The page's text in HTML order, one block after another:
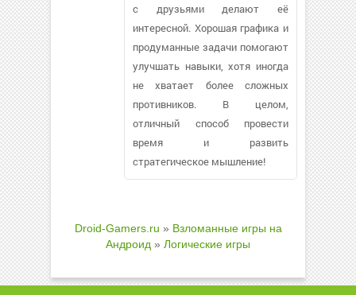
с друзьями делают её
интересной. Хорошая графика и
продуманные задачи помогают
улучшать навыки, хотя иногда
не хватает более сложных
противников. В целом,
отличный способ провести
время и развить
стратегическое мышление!
Droid-Gamers.ru » Взломанные игры на
Андроид » Логические игры